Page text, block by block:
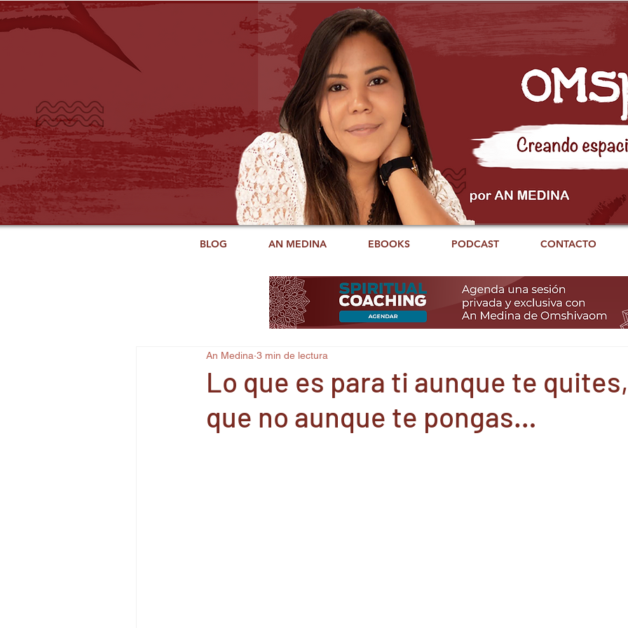
BLOG AN MEDINA EBOOKS PODCAST CONTACTO
Lo que es para ti aunque te
que no aunque te pongas…
An Medina 3 min de lectura